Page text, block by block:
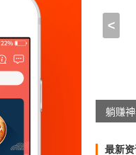
2021-02-03
1、
<
躺赚
最新